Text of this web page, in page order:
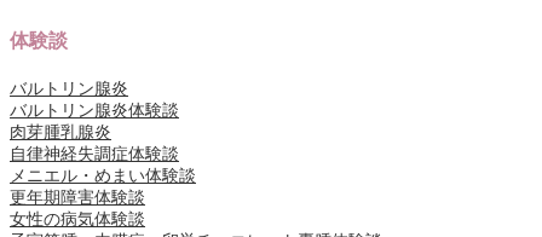
体験談
バルトリン腺炎
バルトリン腺炎体験談
肉芽腫乳腺炎
自律神経失調症体験談
メニエル・めまい体験談
更年期障害体験談
女性の病気体験談